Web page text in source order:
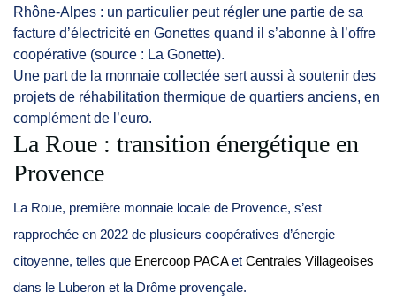
Rhône-Alpes : un particulier peut régler une partie de sa
facture d’électricité en Gonettes quand il s’abonne à l’offre
coopérative (source : La Gonette).
Une part de la monnaie collectée sert aussi à soutenir des
projets de réhabilitation thermique de quartiers anciens, en
complément de l’euro.
La Roue : transition énergétique en
Provence
La Roue, première monnaie locale de Provence, s’est
rapprochée en 2022 de plusieurs coopératives d’énergie
citoyenne, telles que Enercoop PACAet Centrales Villageoises
dans le Luberon et la Drôme provençale.